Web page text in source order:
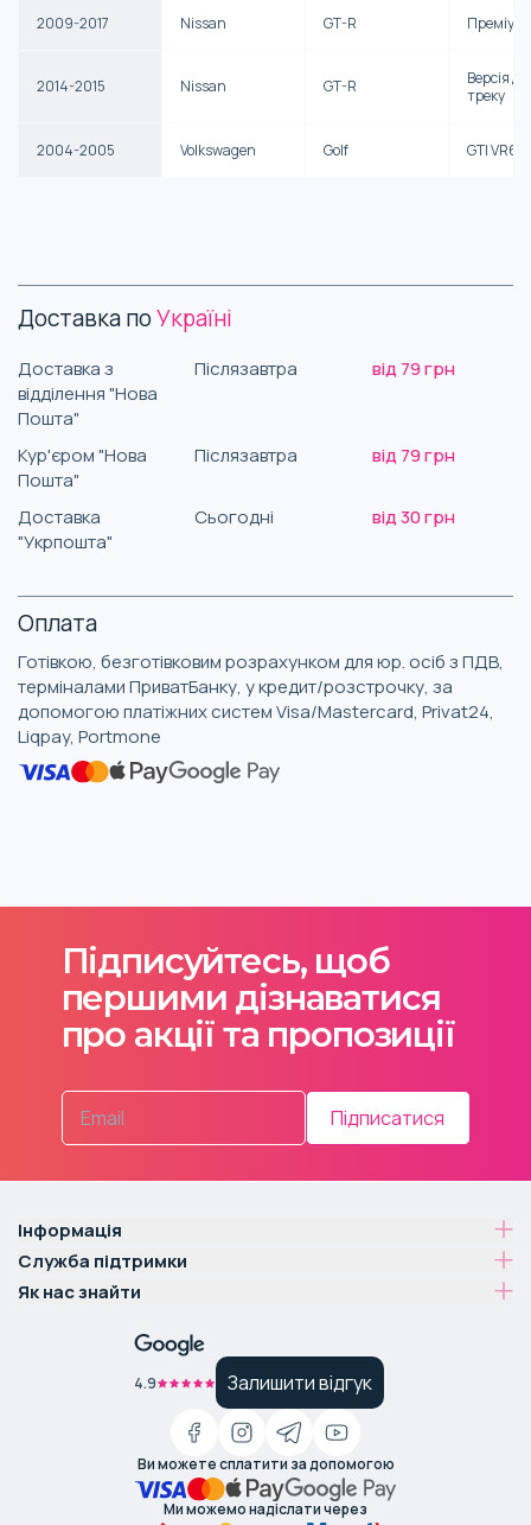
2009-2017 Nissan GT-R Преміум
2014-2015 Nissan GT-R
Версія
треку
2004-2005 Volkswagen Golf GTI VR6
Доставка поУкраїні
Доставка з
відділення "Нова
Пошта"
Післязавтра від 79 грн
Кур'єром "Нова
Пошта"
Післязавтра від 79 грн
Доставка
"Укрпошта"
Сьогодні від 30 грн
Оплата
Готівкою, безготівковим розрахунком для юр. осіб з ПДВ,
терміналами ПриватБанку, у кредит/розстрочку, за
допомогою платіжних систем Visa/Mastercard, Privat24,
Liqpay, Portmone
Підписуйтесь, щоб
першими дізнаватися
про акції та пропозиції
Підписатися
Інформація
Служба підтримки
Як нас знайти
4.9 Залишити відгук
Ви можете сплатити за допомогою
Ми можемо надіслати через